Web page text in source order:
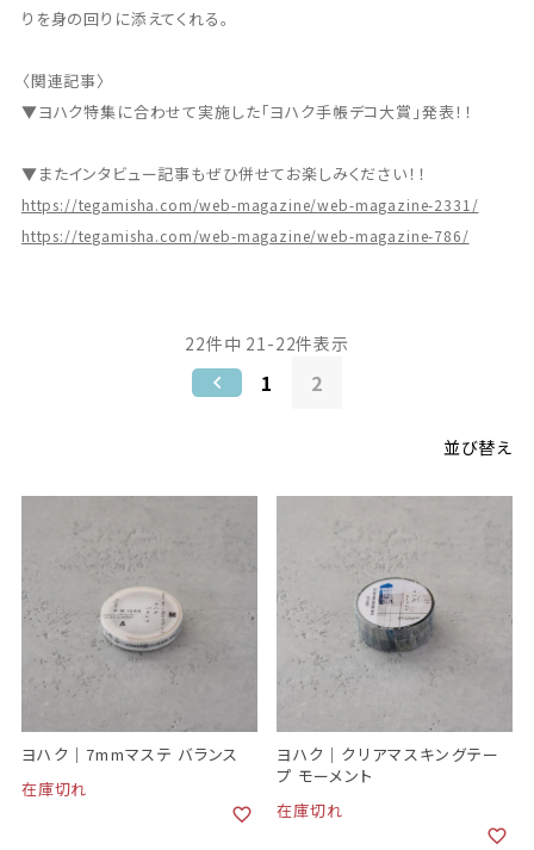
りを身の回りに添えてくれる。
〈関連記事〉
▼ヨハク特集に合わせて実施した「ヨハク手帳デコ大賞」発表！！
▼またインタビュー記事もぜひ併せてお楽しみください！！
https://tegamisha.com/web-magazine/web-magazine-2331/
https://tegamisha.com/web-magazine/web-magazine-786/
並び替え
22件中 21 -22件表示
1 2
ヨハク｜7mmマステ バランス
在庫切れ
ヨハク｜クリアマスキングテー
プ モーメント
在庫切れ